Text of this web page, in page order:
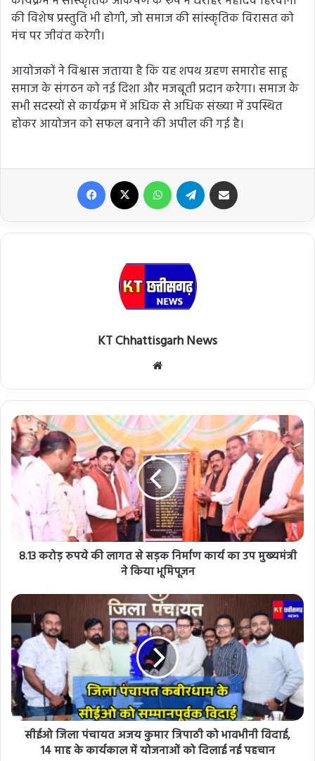
की विशेष प्रस्तुति भी होगी, जो समाज की सांस्कृतिक विरासत को
मंच पर जीवंत करेगी।
आयोजकों ने विश्वास जताया है कि यह शपथ ग्रहण समारोह साहू
समाज के संगठन को नई दिशा और मजबूती प्रदान करेगा। समाज के
सभी सदस्यों से कार्यक्रम में अधिक से अधिक संख्या में उपस्थित
होकर आयोजन को सफल बनाने की अपील की गई है।
Facebook WhatsApp Telegram
KT Chhattisgarh News
8.13 करोड़ रुपये की लागत से सड़क निर्माण कार्य का उप मुख्यमंत्री
ने किया भूमिपूजन
सीईओ जिला पंचायत अजय कुमार त्रिपाठी को भावभीनी विदाई,
14 माह के कार्यकाल में योजनाओं को दिलाई नई पहचान